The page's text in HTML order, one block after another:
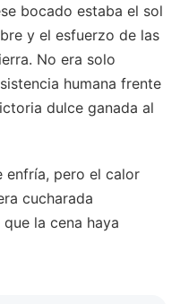
bocado estaba el sol
y el esfuerzo de las
No era solo
humana frente
dulce ganada al
enfría, pero el calor
cucharada
la cena haya